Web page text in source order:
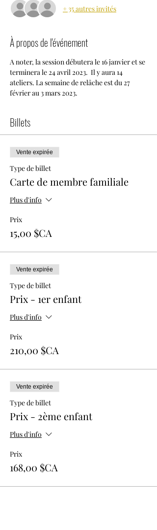
+ 35 autres invités
À propos de l'événement
A noter, la session débutera le 16 janvier et se
terminera le 24 avril 2023.  Il y aura 14
ateliers. La semaine de relâche est du 27
février au 3 mars 2023.
Billets
Vente expirée
Type de billet
Carte de membre familiale
Plus d'info
Prix
15,00 $CA
Vente expirée
Type de billet
Prix - 1er enfant
Plus d'info
Prix
210,00 $CA
Vente expirée
Type de billet
Prix - 2ème enfant
Plus d'info
Prix
168,00 $CA